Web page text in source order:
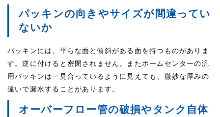
パッキンの向きやサイズが間違ってい
ないか
パッキンには、平らな面と傾斜がある面を持つものがありま
す。逆に付けると密閉されません。またホームセンターの汎
用パッキンは一見合っているように見えても、微妙な厚みの
違いで漏水することがあります。
オーバーフロー管の破損やタンク自体